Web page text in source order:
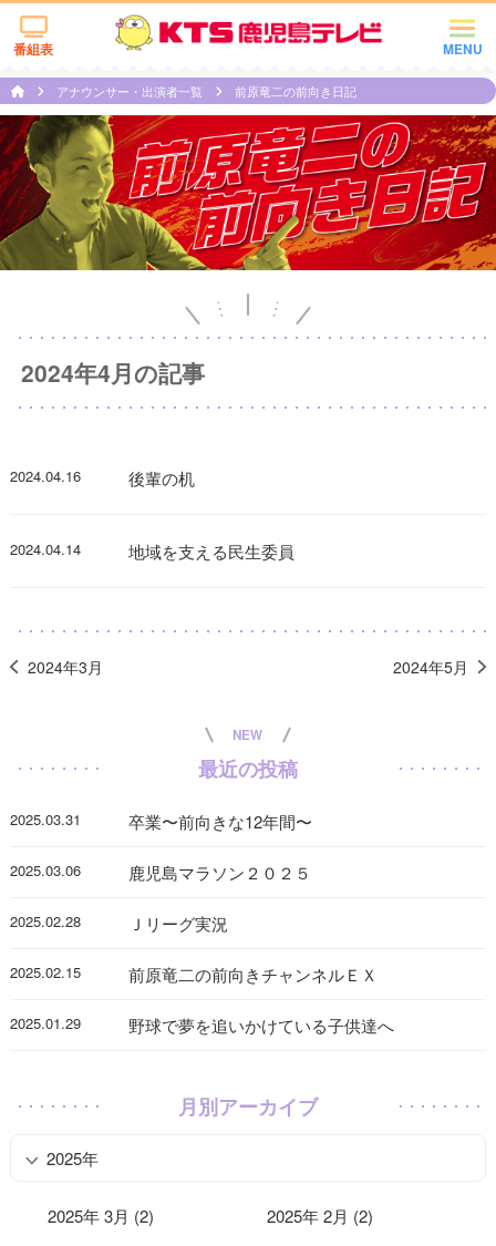
MENU
番組表
アナウンサー・出演者一覧 前原竜二の前向き日記
2024年4月の記事
2024.04.16 後輩の机
2024.04.14 地域を支える民生委員
2024年3月 2024年5月
NEW
最近の投稿
2025.03.31 卒業〜前向きな12年間〜
2025.03.06 鹿児島マラソン２０２５
2025.02.28 Ｊリーグ実況
2025.02.15 前原竜二の前向きチャンネルＥＸ
2025.01.29 野球で夢を追いかけている子供達へ
月別アーカイブ
2025年
2025年 3月 (2) 2025年 2月 (2)